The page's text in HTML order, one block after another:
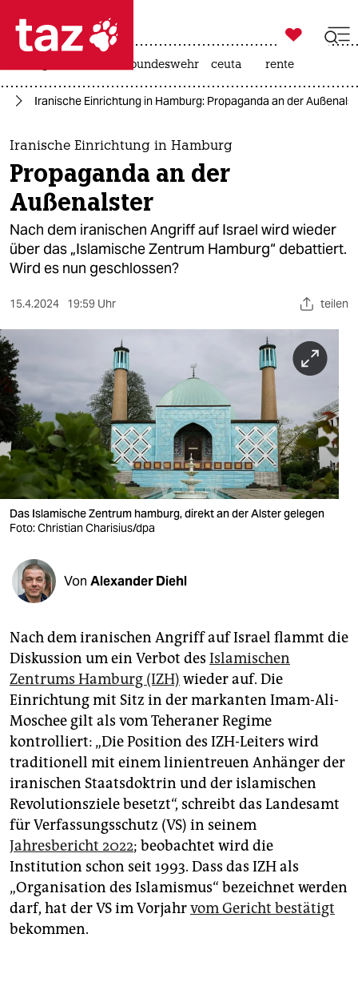
 taz zahl ich
taz zahl ich
themen
politik
öko
gesellschaft
sport
berlin
nord
wahrheit
verlag
verlag
veranstaltungen
shop
fragen & hilfe
unterstützen
abo
genossenschaft
epaper login

taz zahl ich
bundeswehr ceuta rente
Iranische Einrichtung in Hamburg: Propaganda an der
Iranische Einrichtung in Hamburg
Propaganda an der
Außenalster
Nach dem iranischen Angriff auf Israel wird wieder
über das „Islamische Zentrum Hamburg“ debattiert.
Wird es nun geschlossen?
15.4.2024 19:59 Uhr teilen
Das Islamische Zentrum hamburg, direkt an der Alster gelegen
Foto: Christian Charisius/dpa
Von Alexander Diehl
Nach dem iranischen Angriff auf Israel flammt die
Diskussion um ein Verbot des Islamischen
Zentrums Hamburg (IZH) wieder auf. Die
Einrichtung mit Sitz in der markanten Imam-Ali-
Moschee gilt als vom Teheraner Regime
kontrolliert: „Die Position des IZH-Leiters wird
traditionell mit einem linientreuen Anhänger der
iranischen Staatsdoktrin und der islamischen
Revolutionsziele besetzt“, schreibt das Landesamt
für Verfassungsschutz (VS) in seinem
Jahresbericht 2022; beobachtet wird die
Institution schon seit 1993. Dass das IZH als
„Organisation des Islamismus“ bezeichnet werden
darf, hat der VS im Vorjahrvom Gericht bestätigt
bekommen.